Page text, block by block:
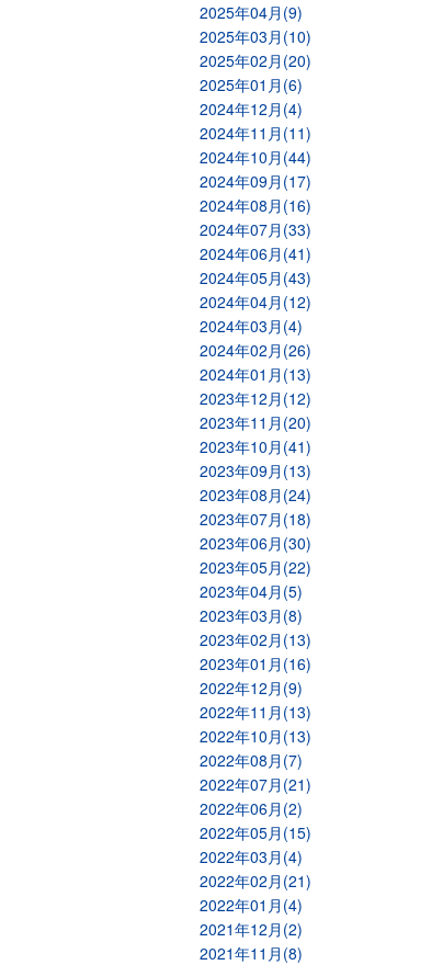
2025年04月(9)
2025年03月(10)
2025年02月(20)
2025年01月(6)
2024年12月(4)
2024年11月(11)
2024年10月(44)
2024年09月(17)
2024年08月(16)
2024年07月(33)
2024年06月(41)
2024年05月(43)
2024年04月(12)
2024年03月(4)
2024年02月(26)
2024年01月(13)
2023年12月(12)
2023年11月(20)
2023年10月(41)
2023年09月(13)
2023年08月(24)
2023年07月(18)
2023年06月(30)
2023年05月(22)
2023年04月(5)
2023年03月(8)
2023年02月(13)
2023年01月(16)
2022年12月(9)
2022年11月(13)
2022年10月(13)
2022年08月(7)
2022年07月(21)
2022年06月(2)
2022年05月(15)
2022年03月(4)
2022年02月(21)
2022年01月(4)
2021年12月(2)
2021年11月(8)